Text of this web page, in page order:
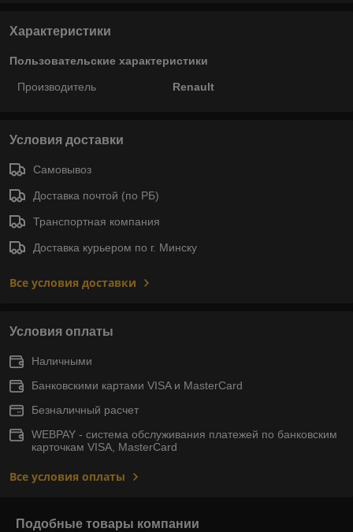
Характеристики
Пользовательские характеристики
Производитель Renault
Условия доставки
Самовывоз
Доставка почтой (по РБ)
Транспортная компания
Доставка курьером по г. Минску
Все условия доставки
Условия оплаты
Наличными
Банковскими картами VISA и MasterCard
Безналичный расчет
WEBPAY - система обслуживания платежей по банковским
карточкам VISA, MasterCard
Все условия оплаты
Подобные товары компании